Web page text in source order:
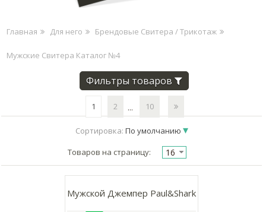
Главная Для него Брендовые Свитера / Трикотаж
Мужские Свитера Каталог №4
Фильтры товаров
1 2 ... 10
Сортировка: По умолчанию
Товаров на страницу: 16
Мужской Джемпер Paul&Shark